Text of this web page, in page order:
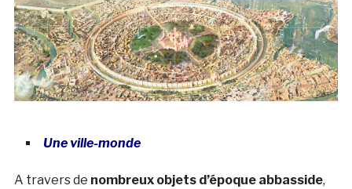
Une ville-monde
A travers de nombreux objets d’époque abbasside,